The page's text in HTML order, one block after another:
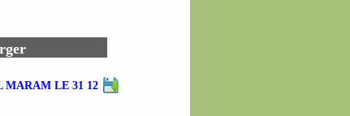
MARAM LE 31 12